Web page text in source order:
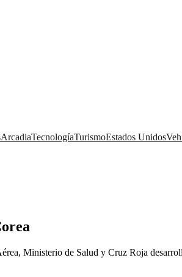
ArcadiaTecnologíaTurismoEstados Unidos
Ministerio de Salud y Cruz Roja